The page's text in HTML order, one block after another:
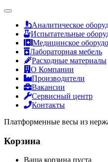
Аналитическое
Испытательные
Медицинское
Лабораторная мебель
Расходные материалы
О Компании
Производители
Вакансии
Сервисный центр
Контакты
Платформенные весы из
Корзина
Ваша корзина пуста